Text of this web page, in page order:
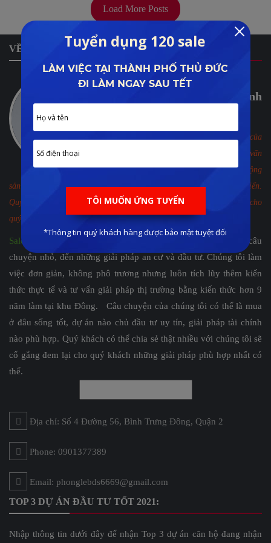
Load More Posts
VỀ CHÚNG TÔI
Lê Đình Phong - một thành
Tôi là Lê Đình Phong - Một thành viên của
SaleReal Team, tôi là chuyên gia tư vấn
chính cho khách hàng các dự án bất động
sản tại thành phố Hồ Chí Minh, Hà Nội và các thành phố du lịch biển.
Quý khách hãy trao chúng tôi niềm tin và Lê Đình Phong sẽ trao lại cho
quý khách kiến thức của mình.
SaleReal
- Công ty TNHH DV BĐS SaleReal bắt đầu từ những câu
chuyện nhỏ, đến những giải pháp an cư và đầu tư. Chúng tôi làm
việc đơn giản, không phô trương nhưng luôn tích lũy thêm kiến
thức thực tế và tư vấn giải pháp thị trường bằng kiến thức hơn 9
năm làm tại khu Đông. Câu chuyện của chúng tôi có thể là mua
ở đâu sống tốt, dự án nào chủ đầu tư uy tín, giải pháp tài chính
nào phù hợp. Quý khách có thể chia sẻ thật nhiều với chúng tôi sẽ
cố gắng đem lại cho quý khách những giải pháp phù hợp nhất có
thể.
Địa chỉ: Số 4 Đường 56, Bình Trưng Đông, Quận 2
Phone: 0901377389
Email: phonglebds6669@gmail.com
TOP 3 DỰ ÁN ĐẦU TƯ TỐT 2021:
Nhập thông tin dưới đây để nhận Top 3 dự án căn hộ đang nhận